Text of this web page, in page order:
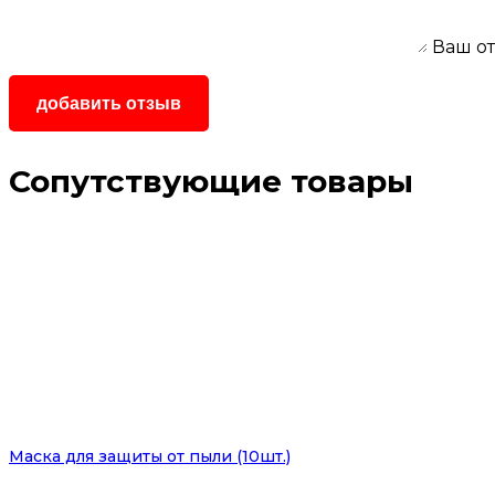
Ваш
Сопутствующие товары
Маска для защиты от пыли (10шт.)